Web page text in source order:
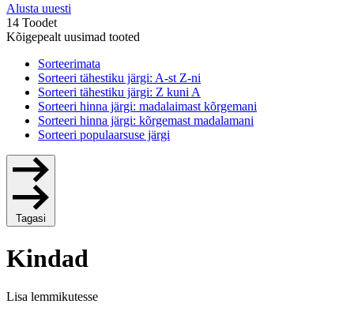
Alusta uuesti
14 Toodet
Kõigepealt uusimad tooted
Sorteerimata
Sorteeri tähestiku järgi: A-st Z-ni
Sorteeri tähestiku järgi: Z kuni A
Sorteeri hinna järgi: madalaimast kõrgemani
Sorteeri hinna järgi: kõrgemast madalamani
Sorteeri populaarsuse järgi
Tagasi
Kindad
Lisa lemmikutesse